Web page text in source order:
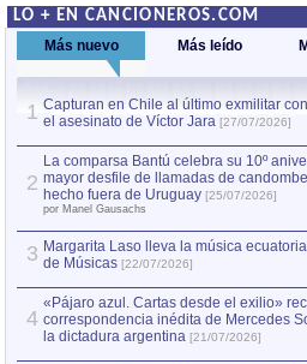
LO + EN CANCIONEROS.COM
Más nuevo Más leído
1 Capturan en Chile al último exmilitar
el asesinato de Víctor Jara [27/07/2026]
2
La comparsa Bantú celebra su 10º
mayor desfile de llamadas de
hecho fuera de Uruguay [25/07/2026]
por Manel Gausachs
3 Margarita Laso lleva la música
de Músicas [22/07/2026]
4
«Pájaro azul. Cartas desde el exilio»
correspondencia inédita de Mercedes
la dictadura argentina [21/07/2026]